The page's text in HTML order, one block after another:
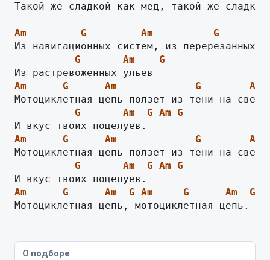
Такой же сладкой как мед, такой
Am G Am G
G Am
G
Am
G Am G
Am
G
Am G Am
G
Am
G Am G
Am
G
Am G Am
G
Am
G Am G Am G Am G
Мотоциклетная цепь, мотоциклетная
О подборе